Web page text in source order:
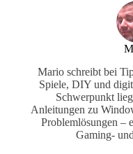
Mario schreibt bei
Spiele, DIY und
Schwerpunkt
Anleitungen zu
Problemlösungen –
Gaming-